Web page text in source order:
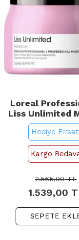
Loreal
Liss Unlimited
Elektriklenme
Bakım Maskesi
Hediye
Kargo
2.565,00TL
1.539,00
SEPETE